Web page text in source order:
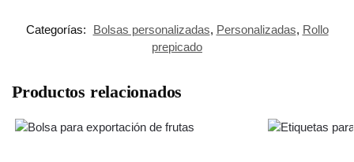
Categorías: Bolsas personalizadas, Personalizadas, Rollo
prepicado
Productos relacionados